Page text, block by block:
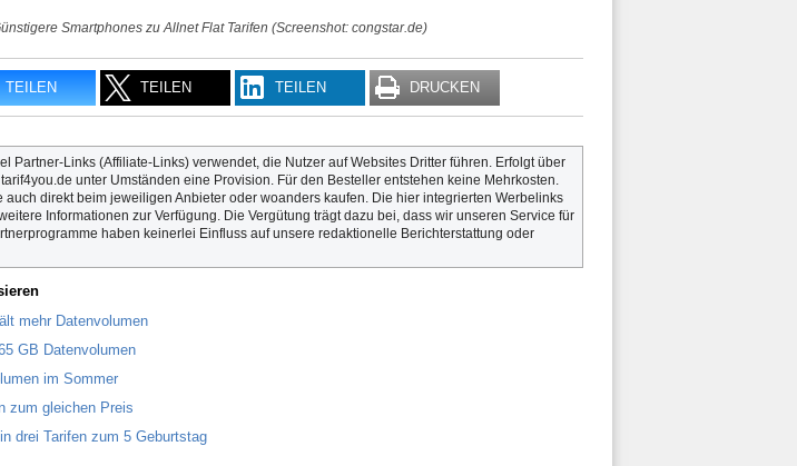
Smartphones zu Allnet Flat Tarifen (Screenshot: congstar.de)
TEILEN TEILEN TEILEN DRUCKEN
Partner-Links (Affiliate-Links) verwendet, die Nutzer auf Websites Dritter führen. Erfolgt über
unter Umständen eine Provision. Für den Besteller entstehen keine Mehrkosten.
direkt beim jeweiligen Anbieter oder woanders kaufen. Die hier integrierten Werbelinks
Informationen zur Verfügung. Die Vergütung trägt dazu bei, dass wir unseren Service für
haben keinerlei Einfluss auf unsere redaktionelle Berichterstattung oder
mehr Datenvolumen
GB Datenvolumen
im Sommer
zum gleichen Preis
drei Tarifen zum 5 Geburtstag